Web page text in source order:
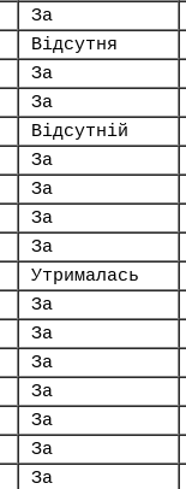
За
Відсутня
За
За
Відсутній
За
За
За
За
Утрималась
За
За
За
За
За
За
За